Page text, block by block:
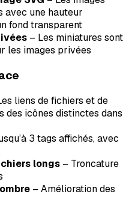
avec une hauteur
fond transparent
– Les miniatures sont
les images privées
liens de fichiers et de
des icônes distinctes dans
3 tags affichés, avec
longs – Troncature
– Amélioration des